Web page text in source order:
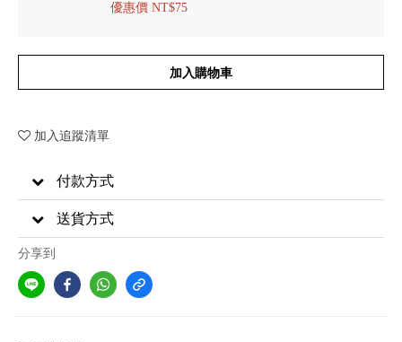
優惠價 NT$75
加入購物車
加入追蹤清單
付款方式
送貨方式
分享到